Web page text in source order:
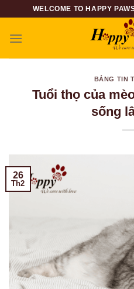
content
WELCOME TO HAPPY
BẢNG TIN
Tuổi thọ của
sống
26
Th2